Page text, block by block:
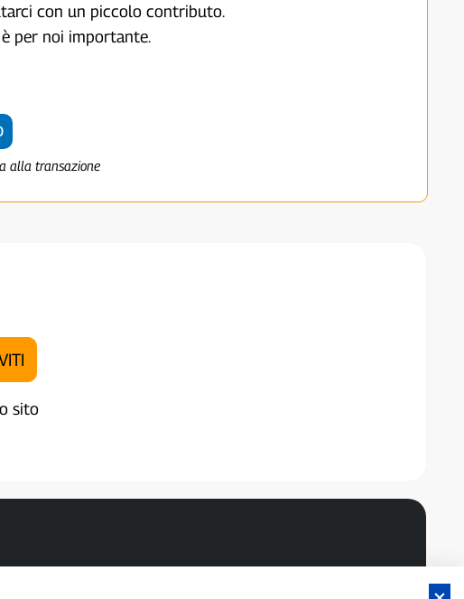
con un piccolo contributo.
per noi importante.
alla transazione
sito